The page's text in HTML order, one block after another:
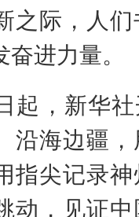
之际，人
进力量。
，新华社
沿海边疆
指尖记录
动，见证